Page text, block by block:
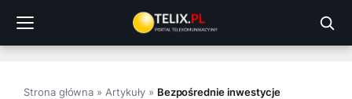
treści
Strona główna » Artykuły» Bezpośrednie inwestycje